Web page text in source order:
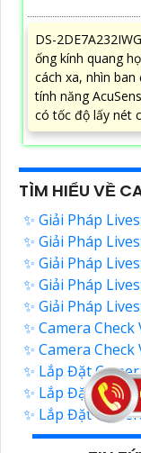
DS-
ống kính quang
cách xa, nhìn
tính năng
có tốc độ lấy nét
TÌM HIỂU VỀ
✨ Giải Pháp
✨ Giải Pháp
✨ Giải Pháp
✨ Giải Pháp
✨ Giải Pháp
✨ Camera
✨ Camera
✨ Lắp Đặt
✨ Lắp Đặt
✨ Lắp Đặt